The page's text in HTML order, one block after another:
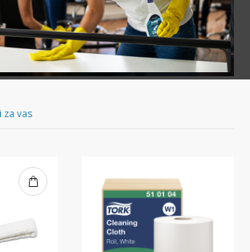
tvog doma nadohvat ruke!
vas